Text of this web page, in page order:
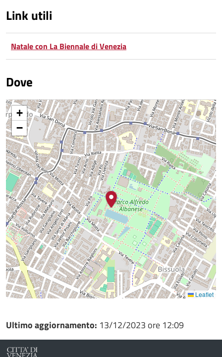
Link utili
Natale con La Biennale di Venezia
Dove
+
−
Leaflet
Ultimo aggiornamento: 13/12/2023 ore 12:09